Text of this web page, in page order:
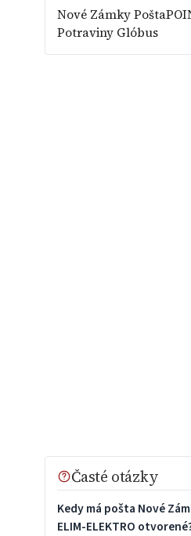
Nové Zámky
Potraviny Glóbus
Časté otázky
Kedy má pošta Nové
ELIM-ELEKTRO